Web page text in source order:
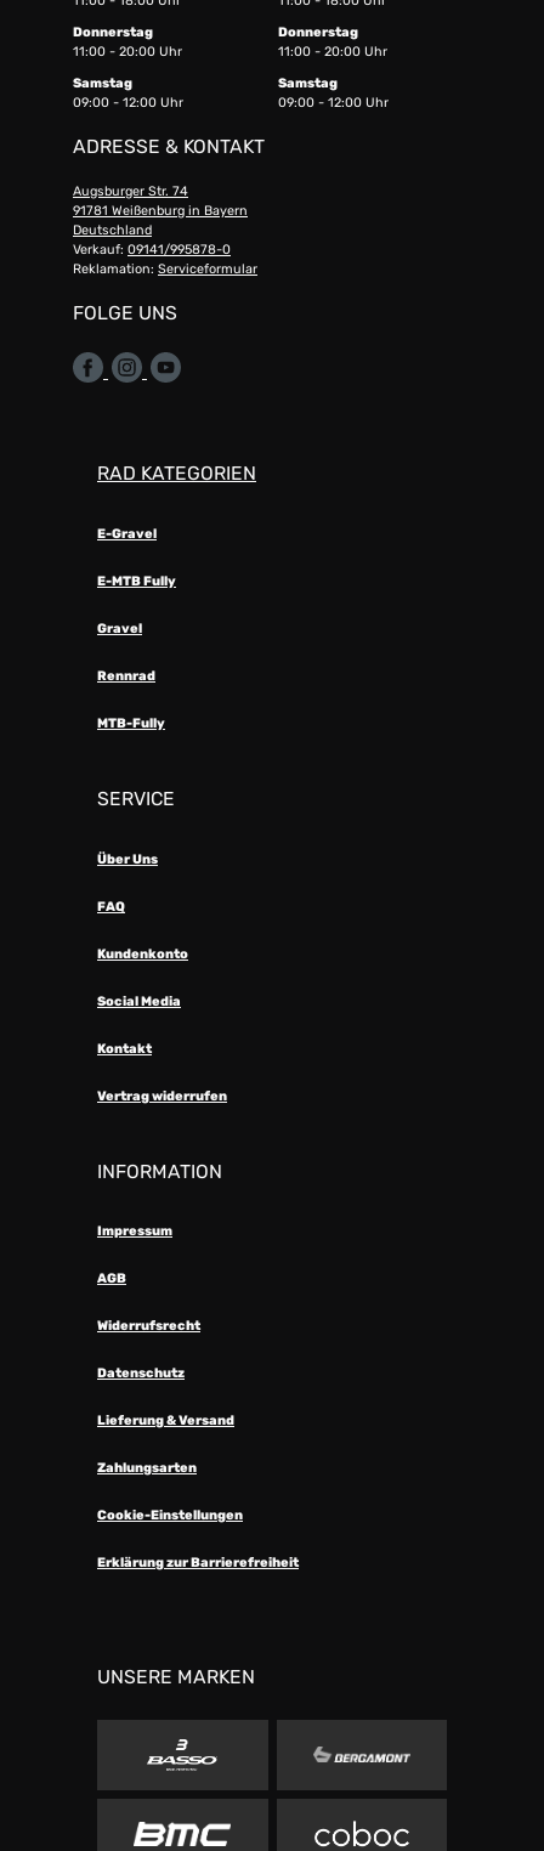
Donnerstag
11:00 - 20:00 Uhr
Donnerstag
11:00 - 20:00 Uhr
Samstag
09:00 - 12:00 Uhr
Samstag
09:00 - 12:00 Uhr
ADRESSE & KONTAKT
Augsburger Str. 74
91781 Weißenburg in Bayern
Deutschland
Verkauf: 09141/995878-0
Reklamation: Serviceformular
FOLGE UNS
RAD KATEGORIEN
E-Gravel
E-MTB Fully
Gravel
Rennrad
MTB-Fully
SERVICE
Über Uns
FAQ
Kundenkonto
Social Media
Kontakt
Vertrag widerrufen
INFORMATION
Impressum
AGB
Widerrufsrecht
Datenschutz
Lieferung & Versand
Zahlungsarten
Cookie-Einstellungen
Erklärung zur Barrierefreiheit
UNSERE MARKEN